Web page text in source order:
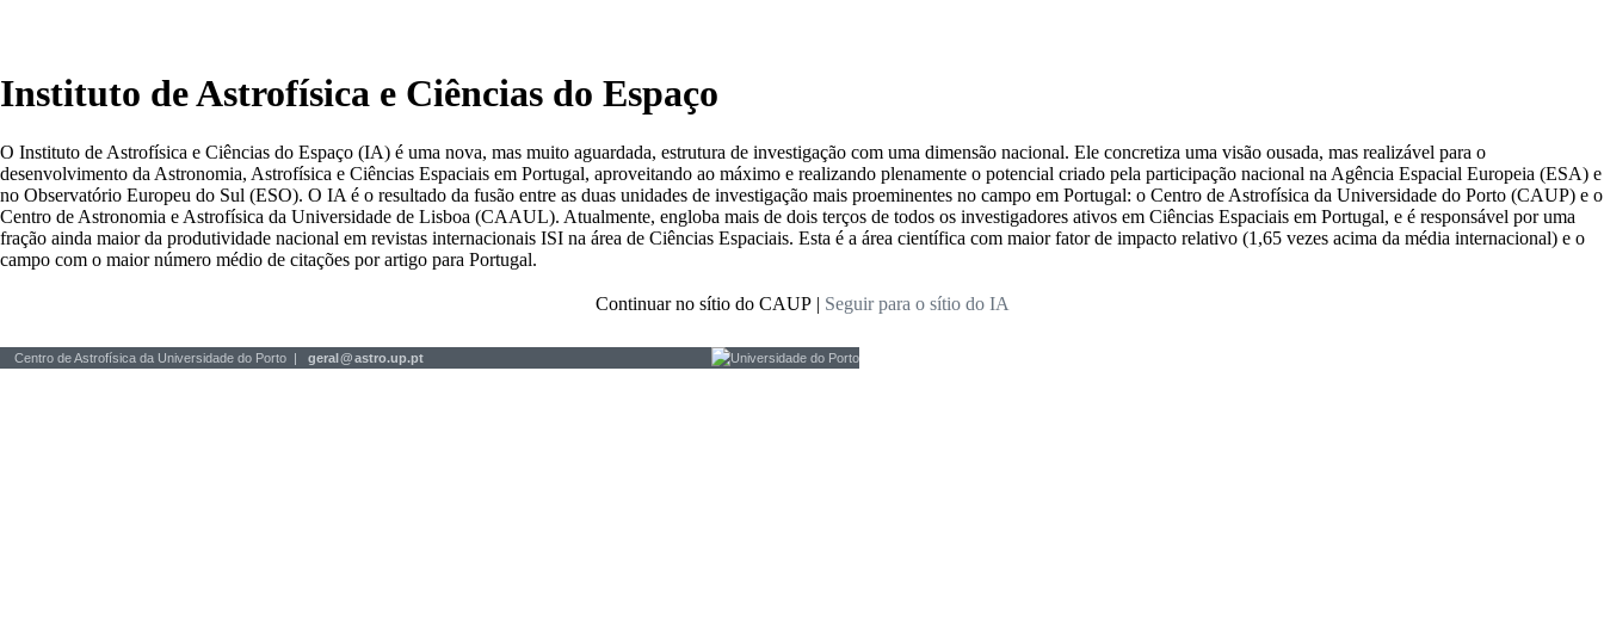
Instituto de Astrofísica e Ciências do Espaço
O Instituto de Astrofísica e Ciências do Espaço (IA) é uma nova, mas muito aguardada, estrutura de investigação com uma dimensão nacional. Ele concretiza uma visão ousada, mas realizável para o
desenvolvimento da Astronomia, Astrofísica e Ciências Espaciais em Portugal, aproveitando ao máximo e realizando plenamente o potencial criado pela participação nacional na Agência Espacial Europeia (ESA) e
no Observatório Europeu do Sul (ESO). O IA é o resultado da fusão entre as duas unidades de investigação mais proeminentes no campo em Portugal: o Centro de Astrofísica da Universidade do Porto (CAUP) e o
Centro de Astronomia e Astrofísica da Universidade de Lisboa (CAAUL). Atualmente, engloba mais de dois terços de todos os investigadores ativos em Ciências Espaciais em Portugal, e é responsável por uma
fração ainda maior da produtividade nacional em revistas internacionais ISI na área de Ciências Espaciais. Esta é a área científica com maior fator de impacto relativo (1,65 vezes acima da média internacional) e o
campo com o maior número médio de citações por artigo para Portugal.
Continuar no sítio do CAUP | Seguir para o sítio do IA
Centro de Astrofísica da Universidade do Porto | geral@astro.up.pt